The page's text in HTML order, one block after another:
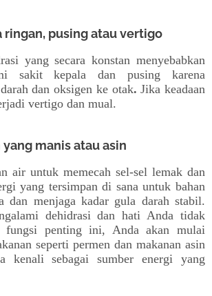
ringan, pusing atau vertigo
yang secara konstan menyebabkan
sakit kepala dan pusing karena
dan oksigen ke otak.Jika keadaan
vertigo dan mual.
yang manis atau asin
air untuk memecah sel-sel lemak dan
yang tersimpan di sana untuk bahan
dan menjaga kadar gula darah stabil.
dehidrasi dan hati Anda tidak
fungsi penting ini, Anda akan mulai
seperti permen dan makanan asin
kenali sebagai sumber energi yang